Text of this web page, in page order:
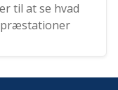
til at se hvad
præstationer